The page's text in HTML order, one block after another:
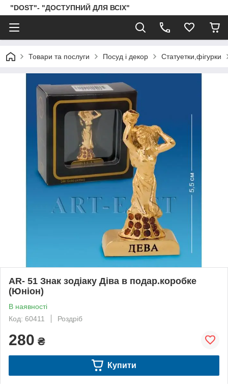
"DOST"- "ДОСТУПНИЙ ДЛЯ ВСІХ"
Товари та послуги Посуд і декор Статуетки,фігурки
AR- 51 Знак зодіаку Діва в подар.коробке
(Юніон)
В наявності
Код: 60411
Роздріб
280 ₴
Купити